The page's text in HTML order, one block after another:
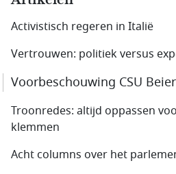
Activistisch regeren in Italië
Vertrouwen: politiek versus
Voorbeschouwing CSU
Troonredes: altijd oppassen
klemmen
Acht columns over het